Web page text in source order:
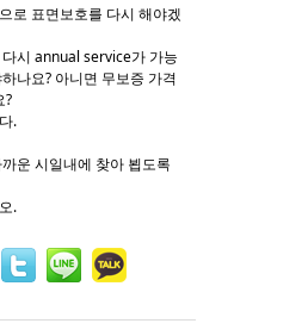
로 표면보호를 다시 해야겠
시 annual service가 가능
나요? 아니면 무보증 가격
?
.
운 시일내에 찾아 뵙도록
.